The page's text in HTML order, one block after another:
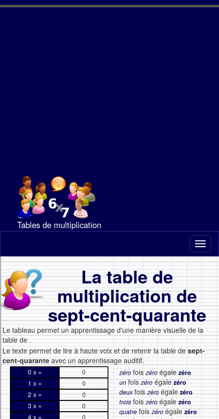
Tables de multiplication
La table de
multiplication de
sept-cent-quarante
Le tableau permet un apprentissage d'une manière visuelle de la
table de .
Le texte permet de lire à haute voix et de retenir la table desept-
cent-quarante avec un apprentissage auditif.
0 x =
0
1 x =
0
2 x =
0
3 x =
0
4 x =
0
zéro foiszéro égale zéro
unfoiszéroégalezéro
deuxfoiszéroégalezéro
trois foiszéro égale zéro
quatrefoiszéroégalezéro